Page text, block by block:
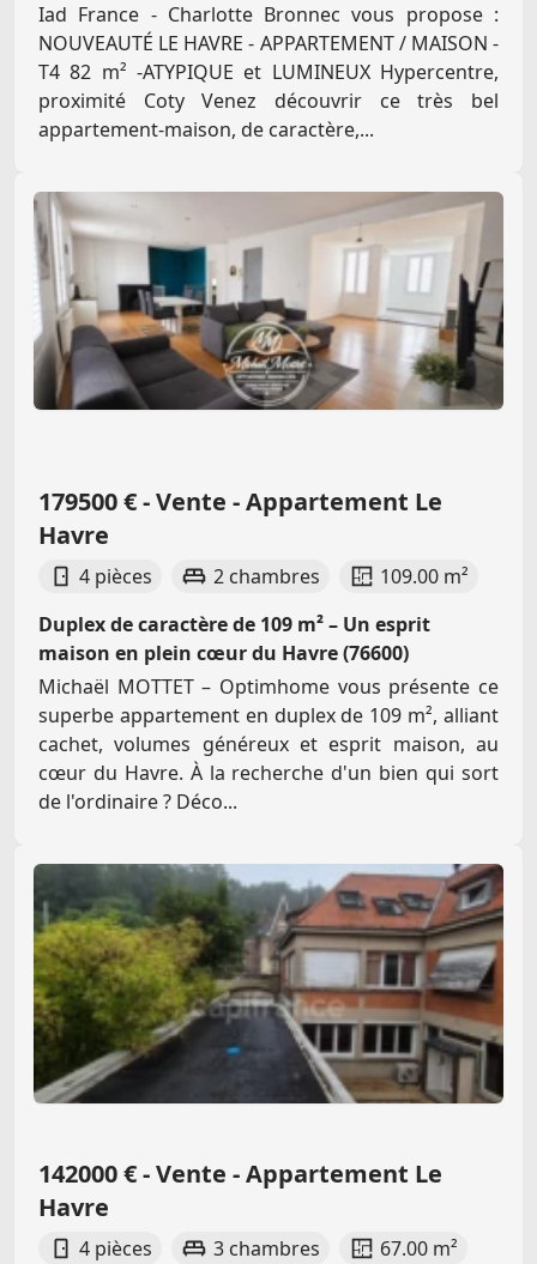
Iad France - Charlotte Bronnec vous propose :
NOUVEAUTÉ LE HAVRE - APPARTEMENT / MAISON -
T4 82 m² -ATYPIQUE et LUMINEUX Hypercentre,
proximité Coty Venez découvrir ce très bel
appartement-maison, de caractère,...
179500 € - Vente - Appartement Le
Havre
4 pièces 2 chambres
109.00 m²
Duplex de caractère de 109 m² – Un esprit
maison en plein cœur du Havre (76600)
Michaël MOTTET – Optimhome vous présente ce
superbe appartement en duplex de 109 m², alliant
cachet, volumes généreux et esprit maison, au
cœur du Havre. À la recherche d'un bien qui sort
de l'ordinaire ? Déco...
142000 € - Vente - Appartement Le
Havre
4 pièces 3 chambres
67.00 m²